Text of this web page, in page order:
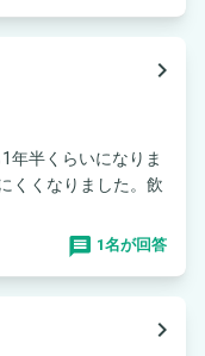
navigate_next
年半くらいになりま
くくなりました。飲
1名が回答
navigate_next